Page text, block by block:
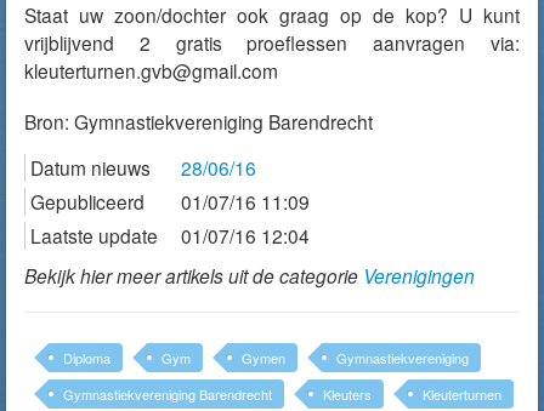
Staat uw zoon/dochter ook graag op de kop? U kunt
vrijblijvend 2 gratis proeflessen aanvragen via:
kleuterturnen.gvb@gmail.com
Bron: Gymnastiekvereniging Barendrecht
Datum nieuws
28/06/16
Gepubliceerd
01/07/16 11:09
Laatste update
01/07/16 12:04
Bekijk hier meer artikels uit de categorie Verenigingen
Diploma Gym Gymen
Gymnastiekvereniging
Gymnastiekvereniging Barendrecht
Kleuters
Kleuterturnen